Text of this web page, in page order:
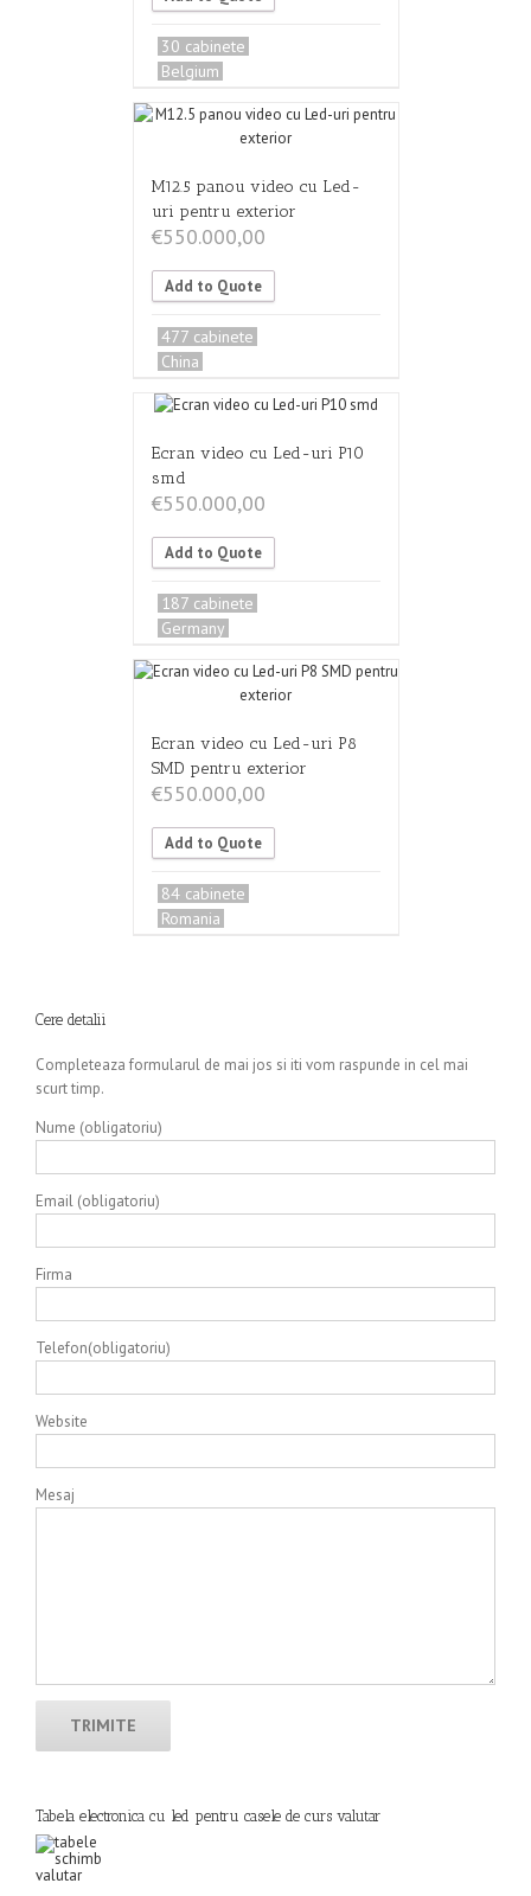
30 cabinete
Belgium
M12.5 panou video cu Led-
uri pentru exterior
€550.000,00
Add to Quote
477 cabinete
China
Ecran video cu Led-uri P10
smd
€550.000,00
Add to Quote
187 cabinete
Germany
Ecran video cu Led-uri P8
SMD pentru exterior
€550.000,00
Add to Quote
84 cabinete
Romania
Cere detalii
Completeaza formularul de mai jos si iti vom raspunde in cel mai
scurt timp.
Nume (obligatoriu)
Email (obligatoriu)
Firma
Telefon(obligatoriu)
Website
Mesaj
Tabela electronica cu led pentru casele de curs valutar